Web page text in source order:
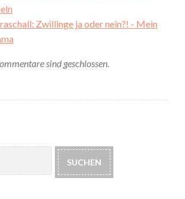
Zwillinge ja oder nein?! - Mein
sind geschlossen.
SUCHEN